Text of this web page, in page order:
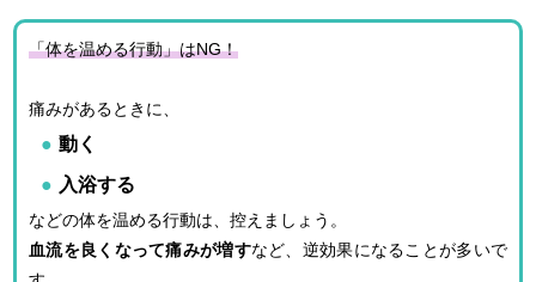
「体を温める行動」はNG！
痛みがあるときに、
動く
入浴する
などの体を温める行動は、控えましょう。
血流を良くなって痛みが増すなど、逆効果になることが多いで